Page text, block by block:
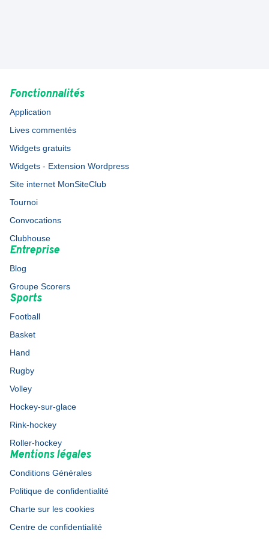
Fonctionnalités
Application
Lives commentés
Widgets gratuits
Widgets - Extension Wordpress
Site internet MonSiteClub
Tournoi
Convocations
Clubhouse
Entreprise
Blog
Groupe Scorers
Sports
Football
Basket
Hand
Rugby
Volley
Hockey-sur-glace
Rink-hockey
Roller-hockey
Mentions légales
Conditions Générales
Politique de confidentialité
Charte sur les cookies
Centre de confidentialité